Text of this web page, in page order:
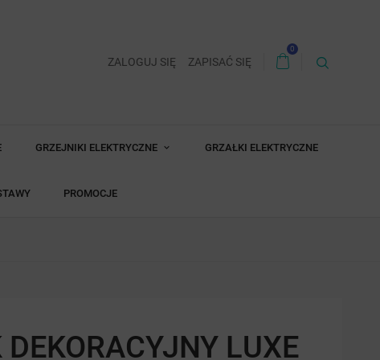
ZALOGUJ SIĘ ZAPISAĆ SIĘ
0
GRZEJNIKI ELEKTRYCZNE GRZAŁKI ELEKTRYCZNE
PROMOCJE
LUXE